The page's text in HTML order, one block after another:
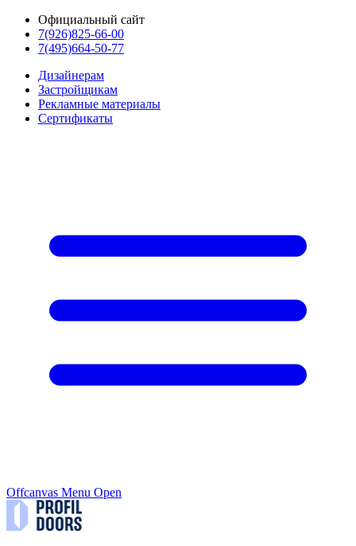
Официальный сайт
7(926)825-66-00
7(495)664-50-77
Дизайнерам
Застройщикам
Рекламные материалы
Сертификаты
Offcanvas Menu Open